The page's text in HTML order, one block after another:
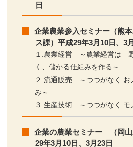
日
企業農業参入セミナー（熊
ス課）平成29年3月10日、3
１.農業経営 ～農業経営は
く、儲かる仕組みを作る～
２.流通販売 ～つつがなく お
み～
３.生産技術 ～つつがなく モ
企業の農業セミナー （岡
29年3月10日、3月23日